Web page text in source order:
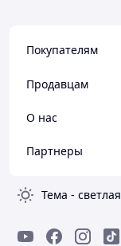
Покупателям
Продавцам
О нас
Партнеры
Тема - светлая